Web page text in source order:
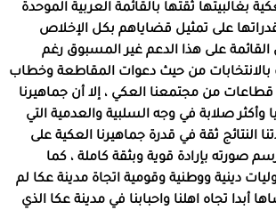
بغالبيتها ثقتها بالقائمة العربية الموحدة
على تمثيل قضاياهم بكل الإخلاص
على هذا الدعم غير المسبوق رغم
من حيث دعوات المقاطعة وخطاب
قطاعات من مجتمعنا العكي ، إلا أن جماهيرنا
وأكثر صلابة في وجه السلبية والعدمية التي
النتائج ثقة في قدرة جماهيرنا العكية على
صورته بإرادة قوية وبثقة كاملة ، كما
دينية ووطنية وقومية اتجاة مدينة عكا لم
أبدا تجاه اهلنا واحبابنا في مدينة عكا الذي